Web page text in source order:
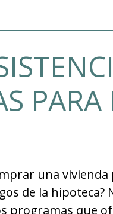
una vivienda
de la hipoteca?
programas que